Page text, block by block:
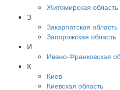
Житомирская область
З
Закарпатская область
Запорожская область
И
Ивано-Франковская
К
Киев
Киевская область